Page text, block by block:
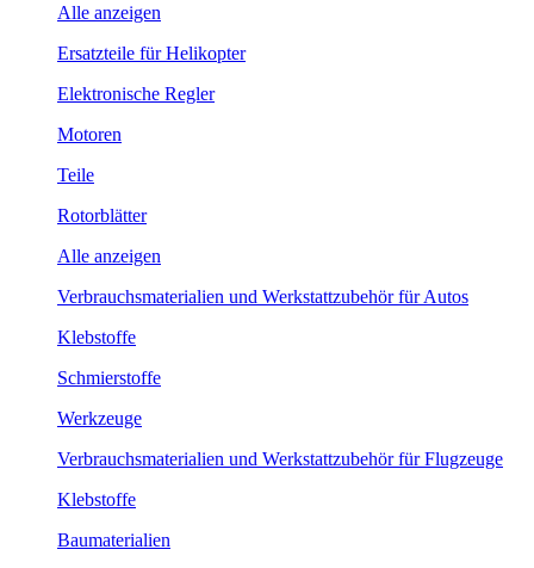
Alle anzeigen
Ersatzteile für Helikopter
Elektronische Regler
Motoren
Teile
Rotorblätter
Alle anzeigen
Verbrauchsmaterialien und Werkstattzubehör für Autos
Klebstoffe
Schmierstoffe
Werkzeuge
Verbrauchsmaterialien und Werkstattzubehör für Flugzeuge
Klebstoffe
Baumaterialien